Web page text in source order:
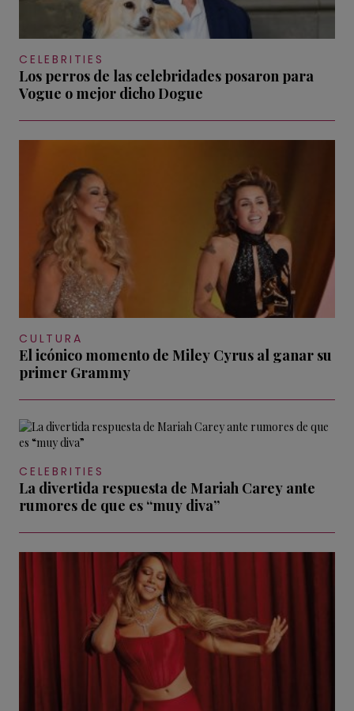
CELEBRITIES
Los perros de las celebridades posaron para
Vogue o mejor dicho Dogue
CULTURA
El icónico momento de Miley Cyrus al ganar su
primer Grammy
CELEBRITIES
La divertida respuesta de Mariah Carey ante
rumores de que es “muy diva”